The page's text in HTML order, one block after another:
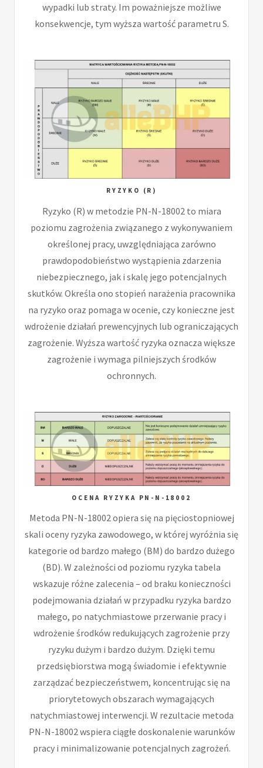
wypadki lub straty. Im poważniejsze możliwe
konsekwencje, tym wyższa wartość parametru S.
RYZYKO (R)
Ryzyko (R) w metodzie PN-N-18002 to miara
poziomu zagrożenia związanego z wykonywaniem
określonej pracy, uwzględniająca zarówno
prawdopodobieństwo wystąpienia zdarzenia
niebezpiecznego, jak i skalę jego potencjalnych
skutków. Określa ono stopień narażenia pracownika
na ryzyko oraz pomaga w ocenie, czy konieczne jest
wdrożenie działań prewencyjnych lub ograniczających
zagrożenie. Wyższa wartość ryzyka oznacza większe
zagrożenie i wymaga pilniejszych środków
ochronnych.
OCENA RYZYKA PN-N-18002
Metoda PN-N-18002 opiera się na pięciostopniowej
skali oceny ryzyka zawodowego, w której wyróżnia się
kategorie od bardzo małego (BM) do bardzo dużego
(BD). W zależności od poziomu ryzyka tabela
wskazuje różne zalecenia – od braku konieczności
podejmowania działań w przypadku ryzyka bardzo
małego, po natychmiastowe przerwanie pracy i
wdrożenie środków redukujących zagrożenie przy
ryzyku dużym i bardzo dużym. Dzięki temu
przedsiębiorstwa mogą świadomie i efektywnie
zarządzać bezpieczeństwem, koncentrując się na
priorytetowych obszarach wymagających
natychmiastowej interwencji. W rezultacie metoda
PN-N-18002 wspiera ciągłe doskonalenie warunków
pracy i minimalizowanie potencjalnych zagrożeń.